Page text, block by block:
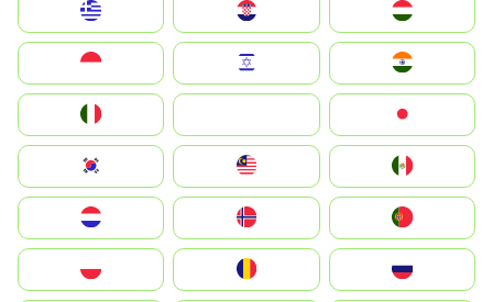
Magyarország
South Korea